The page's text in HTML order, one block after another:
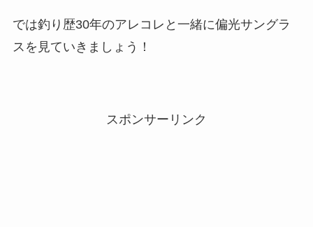
では釣り歴30年のアレコレと一緒に偏光サングラ
スを見ていきましょう！
スポンサーリンク